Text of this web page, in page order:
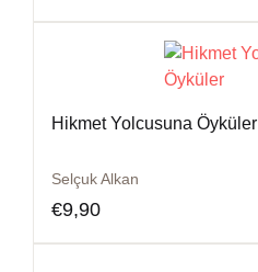
Hikmet Yolcusuna Öyküler
Selçuk Alkan
€9,90